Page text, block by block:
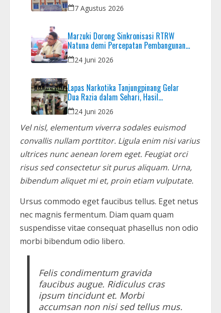
Dana yang Dikembalikan
7 Agustus 2026
Marzuki Dorong Sinkronisasi RTRW
Natuna demi Percepatan Pembangunan
Strategis Daerah
24 Juni 2026
Lapas Narkotika Tanjungpinang Gelar
Dua Razia dalam Sehari, Hasil
Pemeriksaan Nihil Barang Terlarang
24 Juni 2026
Vel nisl, elementum viverra sodales euismod
convallis nullam porttitor. Ligula enim nisi varius
ultrices nunc aenean lorem eget. Feugiat orci
risus sed consectetur sit purus aliquam. Urna,
bibendum aliquet mi et, proin etiam vulputate.
Ursus commodo eget faucibus tellus. Eget netus
nec magnis fermentum. Diam quam quam
suspendisse vitae consequat phasellus non odio
morbi bibendum odio libero.
Felis condimentum gravida
faucibus augue. Ridiculus cras
ipsum tincidunt et. Morbi
accumsan non nisi sed tellus mus.